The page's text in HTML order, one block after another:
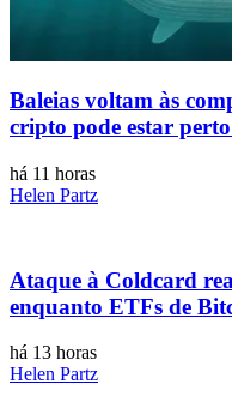
Baleias voltam às
cripto pode estar
há 11 horas
Helen Partz
Ataque à Coldcard
enquanto ETFs de
há 13 horas
Helen Partz